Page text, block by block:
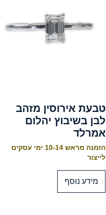
טבעת אירוסין מזהב
לבן בשיבוץ יהלום
אמרלד
הזמנה מראש 10-14 ימי עסקים
לייצור
מידע נוסף